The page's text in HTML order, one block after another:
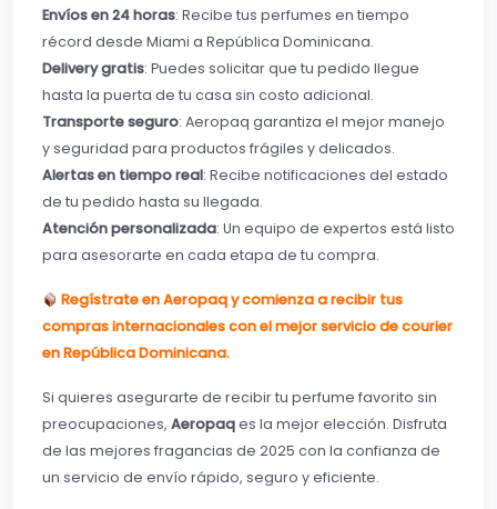
Envíos en 24 horas: Recibe tus perfumes en tiempo
récord desde Miami a República Dominicana.
Delivery gratis: Puedes solicitar que tu pedido llegue
hasta la puerta de tu casa sin costo adicional.
Transporte seguro: Aeropaq garantiza el mejor manejo
y seguridad para productos frágiles y delicados.
Alertas en tiempo real: Recibe notificaciones del estado
de tu pedido hasta su llegada.
Atención personalizada: Un equipo de expertos está listo
para asesorarte en cada etapa de tu compra.
Regístrate en Aeropaq y comienza a recibir tus
compras internacionales con el mejor servicio de courier
en República Dominicana.
Si quieres asegurarte de recibir tu perfume favorito sin
preocupaciones, Aeropaqes la mejor elección. Disfruta
de las mejores fragancias de 2025 con la confianza de
un servicio de envío rápido, seguro y eficiente.